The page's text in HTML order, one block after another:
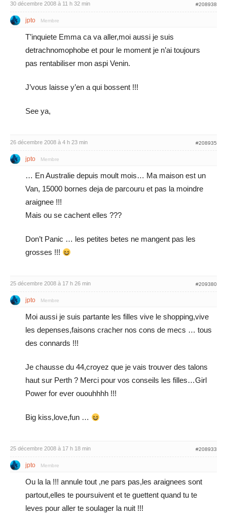
30 décembre 2008 à 11 h 32 min #208938
jpto Membre
T’inquiete Emma ca va aller,moi aussi je suis
detrachnomophobe et pour le moment je n’ai toujours
pas rentabiliser mon aspi Venin.
J’vous laisse y’en a qui bossent !!!
See ya,
26 décembre 2008 à 4 h 23 min #208935
jpto Membre
… En Australie depuis moult mois… Ma maison est un
Van, 15000 bornes deja de parcouru et pas la moindre
araignee !!!
Mais ou se cachent elles ???
Don’t Panic … les petites betes ne mangent pas les
grosses !!!
25 décembre 2008 à 17 h 26 min #209380
jpto Membre
Moi aussi je suis partante les filles vive le shopping,vive
les depenses,faisons cracher nos cons de mecs … tous
des connards !!!
Je chausse du 44,croyez que je vais trouver des talons
haut sur Perth ? Merci pour vos conseils les filles…Girl
Power for ever ououhhhh !!!
Big kiss,love,fun …
25 décembre 2008 à 17 h 18 min #208933
jpto Membre
Ou la la !!! annule tout ,ne pars pas,les araignees sont
partout,elles te poursuivent et te guettent quand tu te
leves pour aller te soulager la nuit !!!